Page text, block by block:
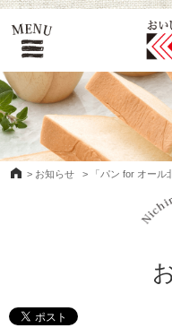
> お知らせ > 「パン for オール